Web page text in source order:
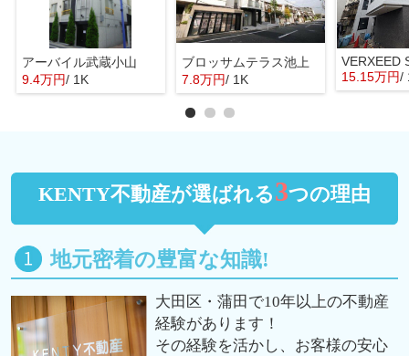
アーバイル武蔵小山
9.4万円/ 1K
ブロッサムテラス池上
7.8万円/ 1K 15.15万円/
KENTY不動産が選ばれる3つの理由
地元密着の豊富な知識!
大田区・蒲田で10年以上の不動産
経験があります！
その経験を活かし、お客様の安心